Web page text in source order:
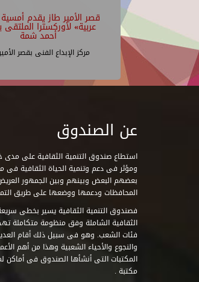
قصر الأمير طاز يقدم
عربية» لأوركسترا الملتقى
أحمد شمة
مركز الإبداع الفنى بقصر
عن الصندوق
ومؤثر فى دعم وتنمية الحياة الثقافية فى
بعضهم البعض وبينهم وبين الجمهور
المحافظات ودعمها ووضعها على طريق
فصندوق التنمية الثقافية يسير بخطى
الثقافية الشاملة وفق منظومة متكاملة
فئات الشعب. وهو فى سبيل ذلك أقام
والنجوع والأحياء الشعبية وهذا من أهم
مكتبة .